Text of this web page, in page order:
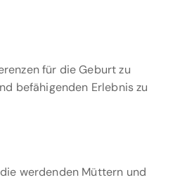
für die Geburt zu
befähigenden Erlebnis zu
werdenden Müttern und